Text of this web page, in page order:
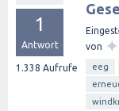
1
Antwort
1.338 Aufrufe
von ✦
eeg